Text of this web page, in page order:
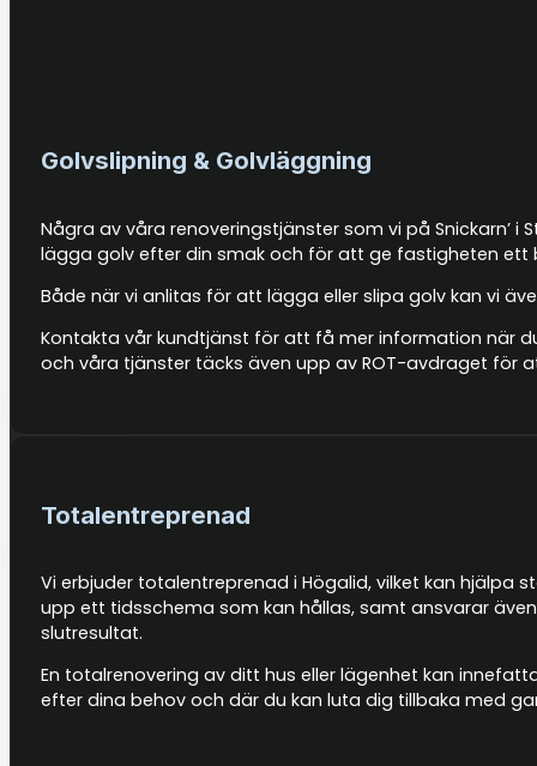
Golvslipning & Golvläggning
Några av våra renoveringstjänster som vi på
lägga golv efter din smak och för att ge fastigheten ett
Både när vi anlitas för att lägga eller slipa golv kan vi
Kontakta vår kundtjänst för att få mer information när
och våra tjänster täcks även upp av ROT-avdraget för
Totalentreprenad
Vi erbjuder totalentreprenad i Högalid, vilket kan hjälpa
upp ett tidsschema som kan hållas, samt ansvarar
slutresultat.
En totalrenovering av ditt hus eller lägenhet kan
efter dina behov och där du kan luta dig tillbaka med